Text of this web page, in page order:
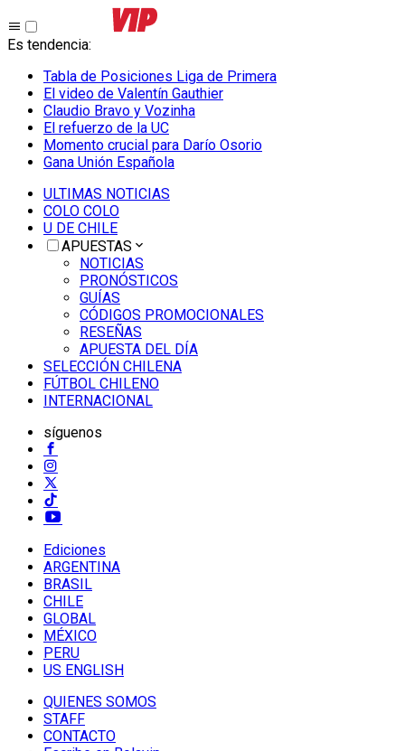
Es tendencia:
Tabla de Posiciones Liga de Primera
El video de Valentín Gauthier
Claudio Bravo y Vozinha
El refuerzo de la UC
Momento crucial para Darío Osorio
Gana Unión Española
ULTIMAS NOTICIAS
COLO COLO
U DE CHILE
APUESTAS
NOTICIAS
PRONÓSTICOS
GUÍAS
CÓDIGOS PROMOCIONALES
RESEÑAS
APUESTA DEL DÍA
SELECCIÓN CHILENA
FÚTBOL CHILENO
INTERNACIONAL
síguenos
Ediciones
ARGENTINA
BRASIL
CHILE
GLOBAL
MÉXICO
PERU
US ENGLISH
QUIENES SOMOS
STAFF
CONTACTO